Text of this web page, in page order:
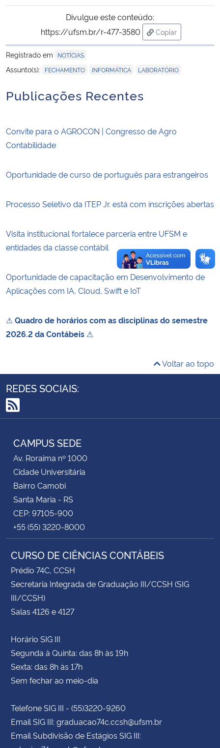
Ministério do Turismo
Ministério do Desenvolvimento Regional
Controladoria-Geral da União
Secretaria de Governo
Planalto
Divulgue este conteúdo:
https://ufsm.br/r-477-3580
Copiar
para área de
Registrado em
NOTÍCIAS
Assunto(s): FECHAMENTO INFORMÁTICA LABORATÓRIO
Publicações Recentes
Convite para o AGROCON | Congresso de Agro
Contabilidade
Oportunidade de curso de português para estrangeiros
Processo Seletivo da ITEP Jr. está com inscrições abertas
Visita institucional fortalece parceria entre UFSM e
entidades da classe contábil
Oportunidade de capacitação em Desenvolvimento de
Aplicações com IA, Cloud, Swift e IoT
⚠ Quadro de horários com as disciplinas do semestre
2026.2 da Contábeis ⚠
Voltar ao topo
REDES SOCIAIS:
RSS
CAMPUS SEDE
Av. Roraima nº 1000
Cidade Universitária
Bairro Camobi
Santa Maria - RS
CEP: 97105-900
+55 (55) 3220-8000
CURSO DE CIÊNCIAS CONTÁBEIS
Prédio 74C, CCSH
Secretaria Integrada de Graduação III/CCSH (SIG
III/CCSH)
Salas 4126 e 4127
Horário SIG III
Segunda à Quinta: das 8h às 19h
Sexta: das 8h às 17h
Sem fechar ao meio-dia
Telefone SIG III - (55)3220-9260
Email SIG III: graduacao74c.ccsh@ufsm.br
Email Subdivisão de Estágios SIG III: